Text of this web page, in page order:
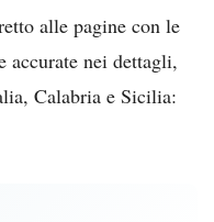
alle pagine con le
accurate nei dettagli,
Calabria e Sicilia: